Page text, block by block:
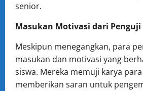
senior.
Masukan Motivasi dari Penguji
Meskipun menegangkan, para
masukan dan motivasi yang
siswa. Mereka memuji karya
memberikan saran untuk